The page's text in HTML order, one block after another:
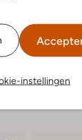
instellingen
-20%
New
Lage